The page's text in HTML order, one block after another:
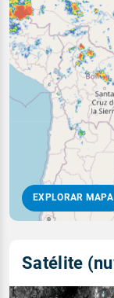
EXPLORAR MAPA
Satélite